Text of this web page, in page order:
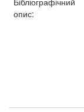
опис: